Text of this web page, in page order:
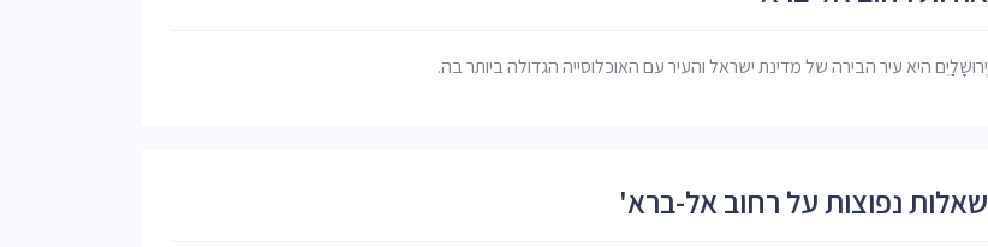
יְרוּשָׁלַיִם היא עיר הבירה של מדינת ישראל והעיר עם האוכלוסייה הגדולה ביותר בה.
שאלות נפוצות על רחוב אל-ברא'